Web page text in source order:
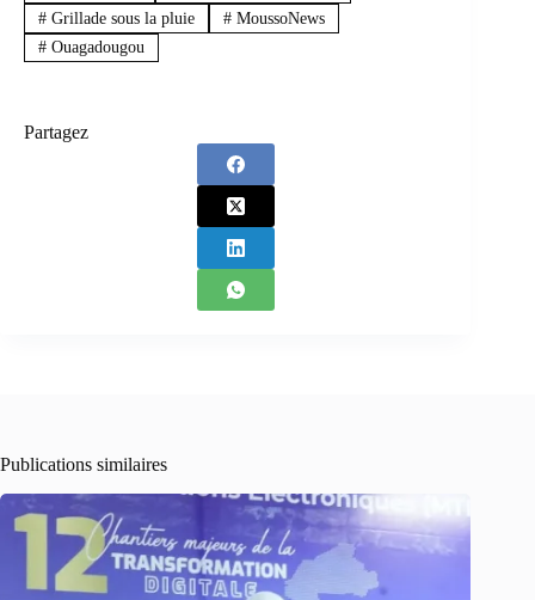
#Grillade sous la pluie #MoussoNews
#Ouagadougou
Partagez
Publications similaires